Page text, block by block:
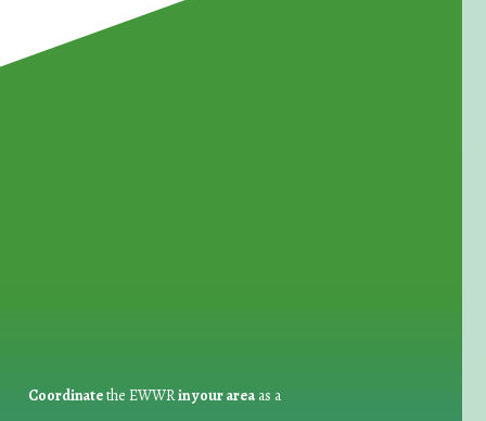
Coordinatethe EWWRin your areaas a